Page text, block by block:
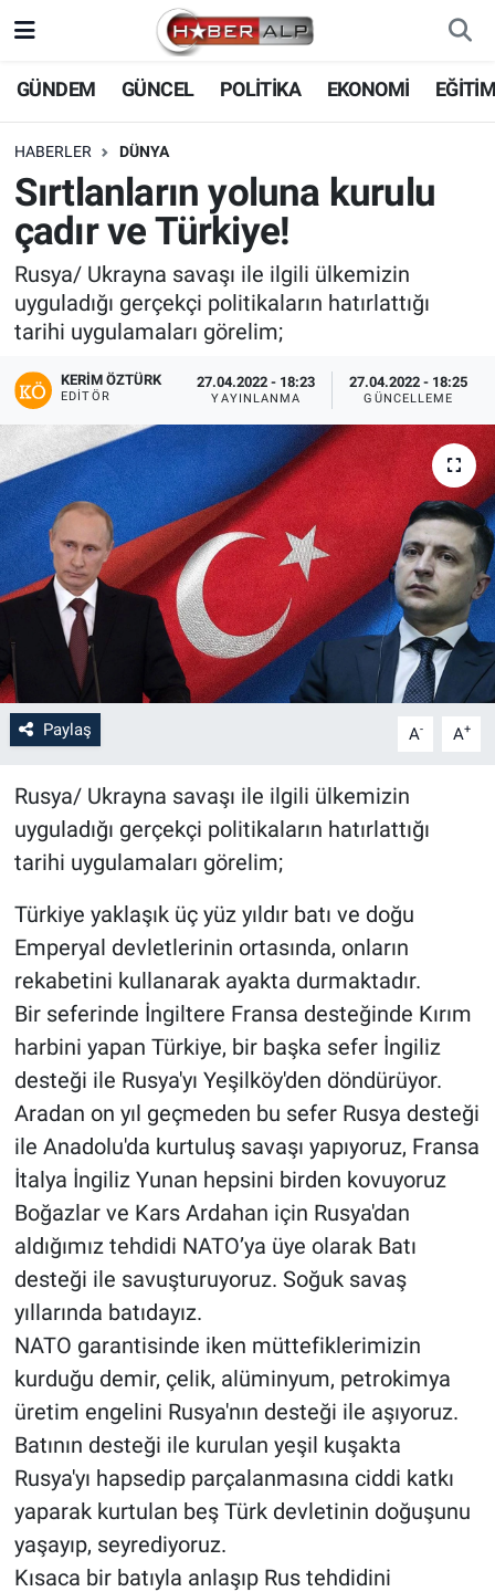
GÜNDEM GÜNCEL POLİTİKA EKONOMİ
HABERLER DÜNYA
Sırtlanların yoluna kurulu
çadır ve Türkiye!
Rusya/ Ukrayna savaşı ile ilgili ülkemizin
uyguladığı gerçekçi politikaların hatırlattığı
tarihi uygulamaları görelim;
KERIM ÖZTÜRK
EDITÖR
27.04.2022 - 18:23
YAYINLANMA
27.04.2022 - 18:25
GÜNCELLEME
Paylaş A- A+
Rusya/ Ukrayna savaşı ile ilgili ülkemizin
uyguladığı gerçekçi politikaların hatırlattığı
tarihi uygulamaları görelim;
Türkiye yaklaşık üç yüz yıldır batı ve doğu
Emperyal devletlerinin ortasında, onların
rekabetini kullanarak ayakta durmaktadır.
Bir seferinde İngiltere Fransa desteğinde Kırım
harbini yapan Türkiye, bir başka sefer İngiliz
desteği ile Rusya'yı Yeşilköy'den döndürüyor.
Aradan on yıl geçmeden bu sefer Rusya desteği
ile Anadolu'da kurtuluş savaşı yapıyoruz, Fransa
İtalya İngiliz Yunan hepsini birden kovuyoruz
Boğazlar ve Kars Ardahan için Rusya'dan
aldığımız tehdidi NATO’ya üye olarak Batı
desteği ile savuşturuyoruz. Soğuk savaş
yıllarında batıdayız.
NATO garantisinde iken müttefiklerimizin
kurduğu demir, çelik, alüminyum, petrokimya
üretim engelini Rusya'nın desteği ile aşıyoruz.
Batının desteği ile kurulan yeşil kuşakta
Rusya'yı hapsedip parçalanmasına ciddi katkı
yaparak kurtulan beş Türk devletinin doğuşunu
yaşayıp, seyrediyoruz.
Kısaca bir batıyla anlaşıp Rus tehdidini
Nöbetçi Eczaneler
Hava Durumu
Trafik Durumu
Süper Lig Puan Durumu ve Fikstür
Tüm Manşetler
Son Dakika Haberleri
Haber Arşivi